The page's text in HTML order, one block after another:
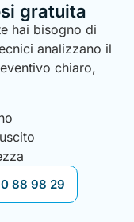
gratuita
hai bisogno di
analizzano il
chiaro,
88 98 29